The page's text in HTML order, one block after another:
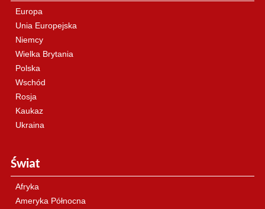
Europa
Unia Europejska
Niemcy
Wielka Brytania
Polska
Wschód
Rosja
Kaukaz
Ukraina
Świat
Afryka
Ameryka Północna